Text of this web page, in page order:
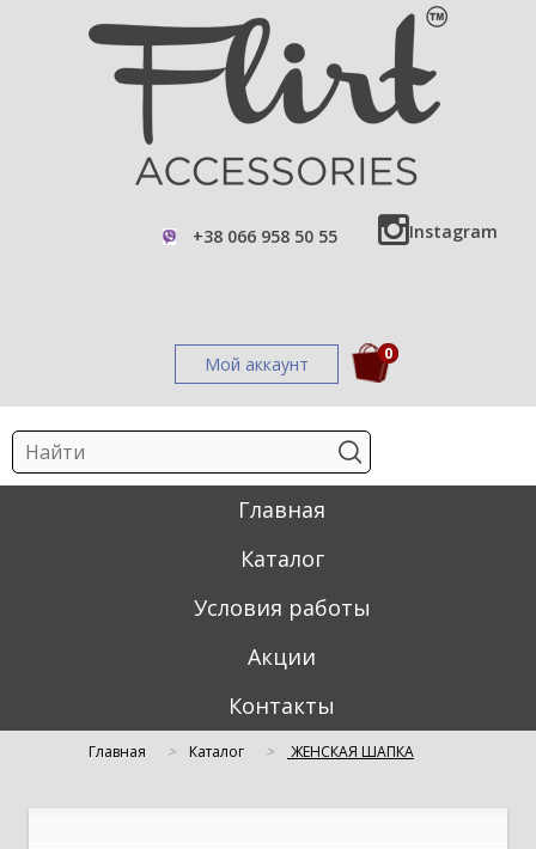
Мой аккаунт
+38 066 958 50 55 Instagram
0
Главная
Каталог
Условия работы
Акции
Контакты
Главная Каталог ЖЕНСКАЯ ШАПКА